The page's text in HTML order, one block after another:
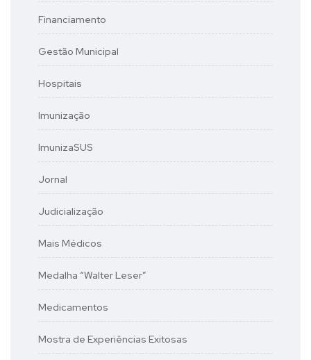
Financiamento
Gestão Municipal
Hospitais
Imunização
ImunizaSUS
Jornal
Judicialização
Mais Médicos
Medalha “Walter Leser”
Medicamentos
Mostra de Experiências Exitosas